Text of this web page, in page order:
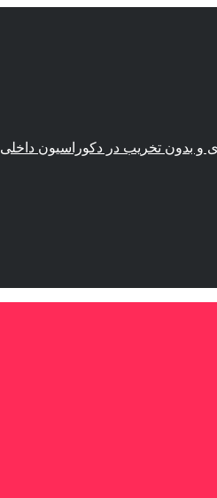
و بدون تخریب در دکوراسیون داخلی